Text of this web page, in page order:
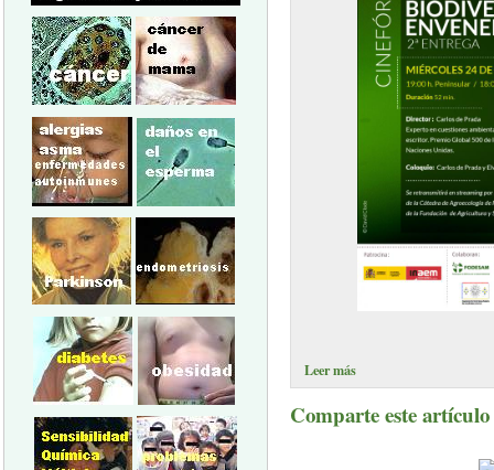
Leer más
Comparte este artículo